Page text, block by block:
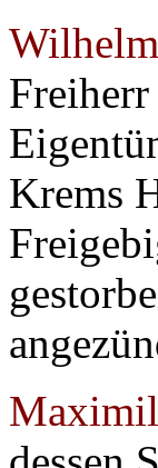
Krems